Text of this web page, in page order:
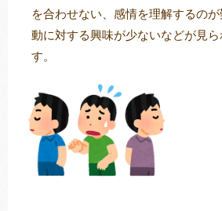
を合わせない、感情を理解するの
動に対する興味が少ないなどが見
す。